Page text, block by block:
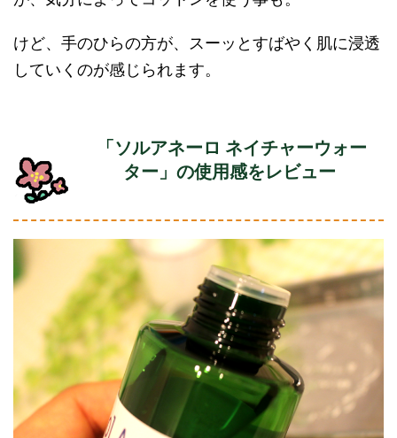
けど、手のひらの方が、スーッとすばやく肌に浸透
していくのが感じられます。
「ソルアネーロ ネイチャーウォー
ター」の使用感をレビュー